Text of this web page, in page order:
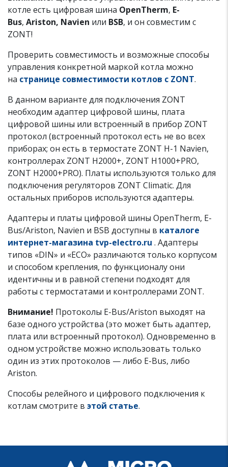
котле есть цифровая шина OpenTherm, E-
Bus, Ariston, Navien или BSB, и он совместим с
ZONT!
Проверить совместимость и возможные способы
управления конкретной маркой котла можно
на странице совместимости котлов с ZONT.
В данном варианте для подключения ZONT
необходим адаптер цифровой шины, плата
цифровой шины или встроенный в прибор ZONT
протокол (встроенный протокол есть не во всех
приборах; он есть в термостате ZONT H-1 Navien,
контроллерах ZONT H2000+, ZONT H1000+PRO,
ZONT H2000+PRO). Платы используются только для
подключения регуляторов ZONT Climatic. Для
остальных приборов используются адаптеры.
Адаптеры и платы цифровой шины OpenTherm, E-
Bus/Ariston, Navien и BSB доступны в каталоге
интернет-магазина tvp-electro.ru . Адаптеры
типов «DIN» и «ECO» различаются только корпусом
и способом крепления, по функционалу они
идентичны и в равной степени подходят для
работы с термостатами и контроллерами ZONT.
Внимание! Протоколы E-Bus/Ariston выходят на
базе одного устройства (это может быть адаптер,
плата или встроенный протокол). Одновременно в
одном устройстве можно использовать только
один из этих протоколов — либо E-Bus, либо
Ariston.
Способы релейного и цифрового подключения к
котлам смотрите в этой статье.